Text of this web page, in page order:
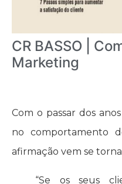
CR BASSO |
Marketing
Com o passar dos
no comportamento
afirmação vem se
“Se os seus